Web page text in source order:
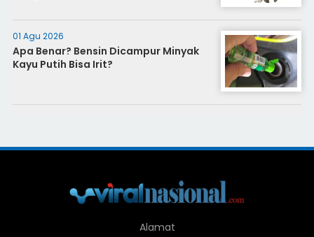
01 Agu 2026
Apa Benar? Bensin Dicampur Minyak
Kayu Putih Bisa Irit?
Alamat